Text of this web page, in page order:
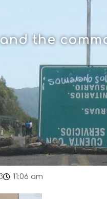
the
11:06 am